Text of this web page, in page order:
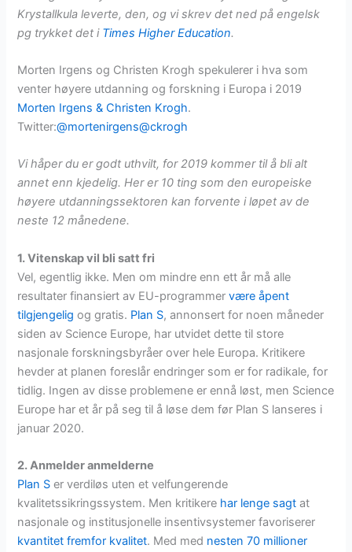
Krystallkula leverte, den, og vi skrev det ned på engelsk
pg trykket det i Times Higher Education.
Morten Irgens og Christen Krogh spekulerer i hva som
venter høyere utdanning og forskning i Europa i 2019
Morten Irgens& Christen Krogh.
Twitter:@mortenirgens@ckrogh
Vi håper du er godt uthvilt, for 2019 kommer til å bli alt
annet enn kjedelig. Her er 10 ting som den europeiske
høyere utdanningssektoren kan forvente i løpet av de
neste 12 månedene.
1. Vitenskap vil bli satt fri
Vel, egentlig ikke. Men om mindre enn ett år må alle
resultater finansiert av EU-programmervære åpent
tilgjengelig og gratis. Plan S, annonsert for noen måneder
siden av Science Europe, har utvidet dette til store
nasjonale forskningsbyråer over hele Europa. Kritikere
hevder at planen foreslår endringer som er for radikale, for
tidlig. Ingen av disse problemene er ennå løst, men Science
Europe har et år på seg til å løse dem før Plan S lanseres i
januar 2020.
2. Anmelder anmelderne
Plan S er verdiløs uten et velfungerende
kvalitetssikringssystem. Men kritikere har lenge sagt at
nasjonale og institusjonelle insentivsystemer favoriserer
kvantitet fremfor kvalitet. Med med nesten 70 millioner